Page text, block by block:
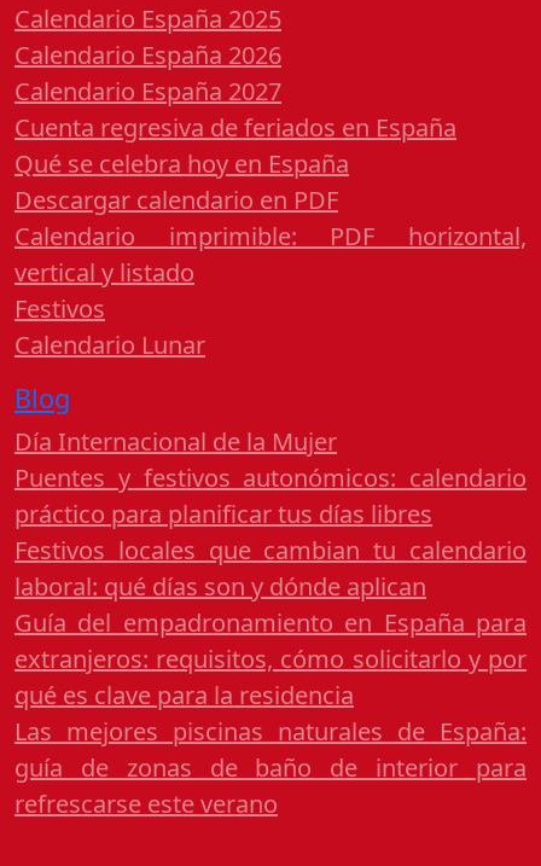
Calendario España 2025
Calendario España 2026
Calendario España 2027
Cuenta regresiva de feriados en España
Qué se celebra hoy en España
Descargar calendario en PDF
Calendario imprimible: PDF horizontal,
vertical y listado
Festivos
Calendario Lunar
Blog
Día Internacional de la Mujer
Puentes y festivos autonómicos: calendario
práctico para planificar tus días libres
Festivos locales que cambian tu calendario
laboral: qué días son y dónde aplican
Guía del empadronamiento en España para
extranjeros: requisitos, cómo solicitarlo y por
qué es clave para la residencia
Las mejores piscinas naturales de España:
guía de zonas de baño de interior para
refrescarse este verano